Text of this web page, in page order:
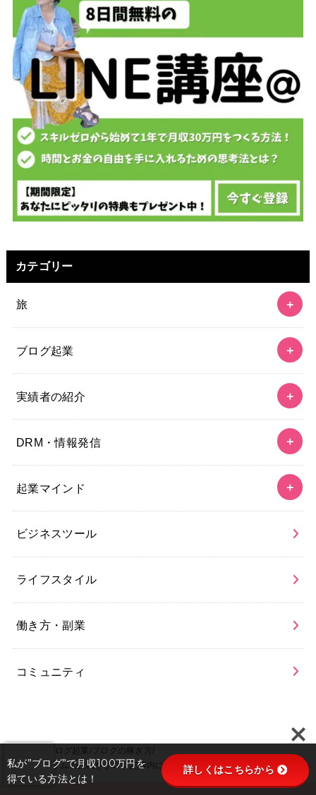
カテゴリー
旅
ブログ起業
実績者の紹介
DRM・情報発信
起業マインド
ビジネスツール
ライフスタイル
働き方・副業
コミュニティ
ブログ起業
ブログの稼ぎ方
インスタグラムの投稿をブログ記事内に簡単に埋め込む方法！注意点は2つ
私が”ブログ”で月収100万円を
得ている方法とは！
詳しくはこちらから